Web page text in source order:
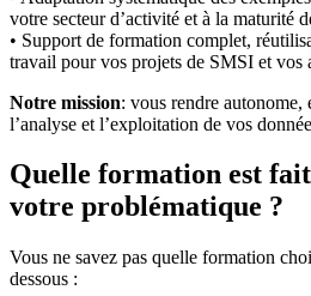
votre secteur d’activité et à la maturité
• Support de formation complet,
travail pour vos projets de SMSI et vos
Notre mission: vous rendre autonome,
l’analyse et l’exploitation de vos
Quelle formation est
votre problématique ?
Vous ne savez pas quelle formation
dessous :